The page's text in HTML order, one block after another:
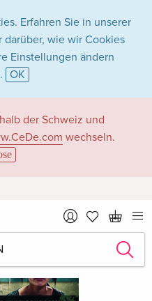
Erfahren Sie in unserer
darüber, wie wir Cookies
Einstellungen ändern
OK
der Schweiz und
wechseln.